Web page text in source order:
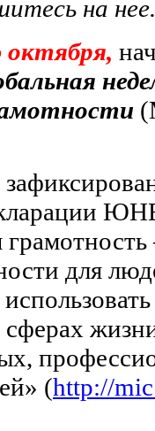
на нее.
октября,
для
(http://